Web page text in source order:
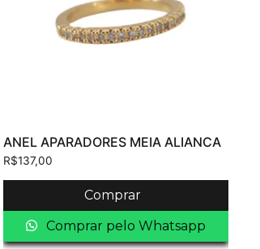
ANEL APARADORES MEIA ALIANCA
R$137,00
Comprar
Comprar pelo Whatsapp